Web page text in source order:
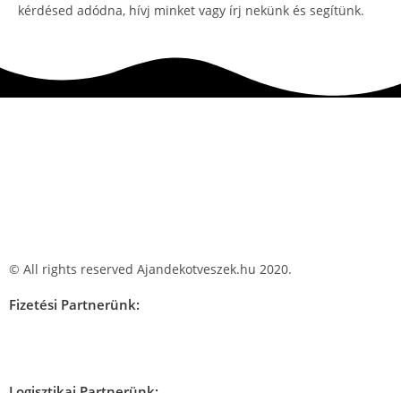
kérdésed adódna, hívj minket vagy írj nekünk és segítünk.
© All rights reserved Ajandekotveszek.hu 2020.
Fizetési Partnerünk: